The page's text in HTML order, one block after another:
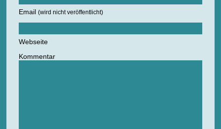
Email (wird nicht veröffentlicht)
Webseite
Kommentar